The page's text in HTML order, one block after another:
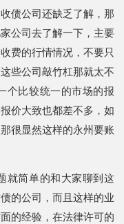
债公司还缺乏了解，那
公司去了解一下，主要
费的行情情况，不要只
些公司敲竹杠那就太不
个比较统一的市场的报
价大致也都差不多，如
很显然这样的永州要账
就简单的和大家聊到这
的公司，而且这样的业
的经验，在法律许可的